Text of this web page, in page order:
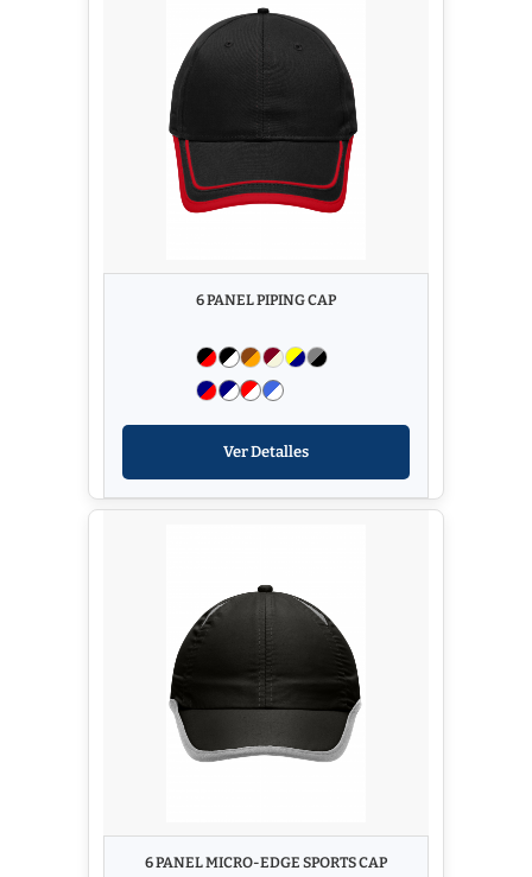
6 PANEL PIPING CAP
Ver Detalles
6 PANEL MICRO-EDGE SPORTS CAP